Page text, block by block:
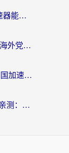
人在海外，到底有什么免费的加速器能让我安心追剧打游戏？
从美国用什么VPN访问国内？3年海外党亲测：选对工具才能无缝刷B站、看腾讯视频
在比利时深夜刷不到B站？这份回国加速器避坑指南请收好
Malus和柠檬鲸好用吗？海外华人亲测：回国加速器怎么选才不踩坑？